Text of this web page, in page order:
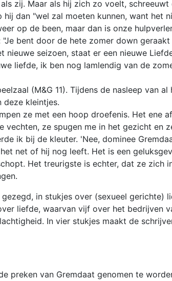
zij. Maar als hij zich zo voelt,
dan "wel zal moeten kunnen, want het
op de been, maar dan is onze
bent door de hete zomer down
seizoen, staat er een nieuwe
liefde, ik ben nog lamlendig van de
(M&G 11). Tijdens de nasleep van
deze kleintjes.
ze met een hoop droefenis. Het ene
ze spugen me in het gezicht en
ik bij de kleuter. 'Nee, dominee
net of hij nog leeft. Het is een
Het treurigste is echter, dat ze zich
in stukjes over (sexueel gerichte)
liefde, waarvan vijf over het bedrijven
In vier stukjes maakt de
preken van Gremdaat genomen te